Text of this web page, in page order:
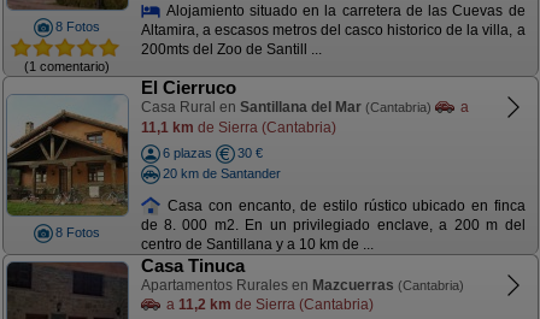
8 Fotos
(1 comentario)
Alojamiento situado en la carretera de las Cuevas de
Altamira, a escasos metros del casco historico de la villa, a
200mts del Zoo de Santill ...
8 Fotos
El Cierruco
Casa Rural en Santillana del Mar (Cantabria)
a
11,1 km de Sierra (Cantabria)
6 plazas
30 €
20 km de Santander
Casa con encanto, de estilo rústico ubicado en finca
de 8. 000 m2. En un privilegiado enclave, a 200 m del
centro de Santillana y a 10 km de ...
Casa Tinuca
Apartamentos Rurales en Mazcuerras (Cantabria)
a 11,2 km de Sierra (Cantabria)